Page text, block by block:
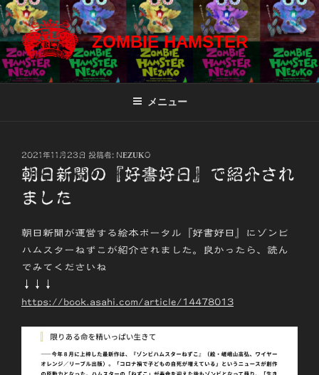
コ
ン
テ
ン
ツ
ZOMBIE HAMSTER
メニュー
投
稿
日:
2021年11月23日 投稿者: NEZUKO
朝日新聞の『好書好日』で紹介され
ました
朝日新聞が運営する絵本ポータル『好書好日』にゾンビ
ハムスターねずこが紹介されました。良かったら、読ん
でみてくださいね
↓↓↓
https://book.asahi.com/article/14478013